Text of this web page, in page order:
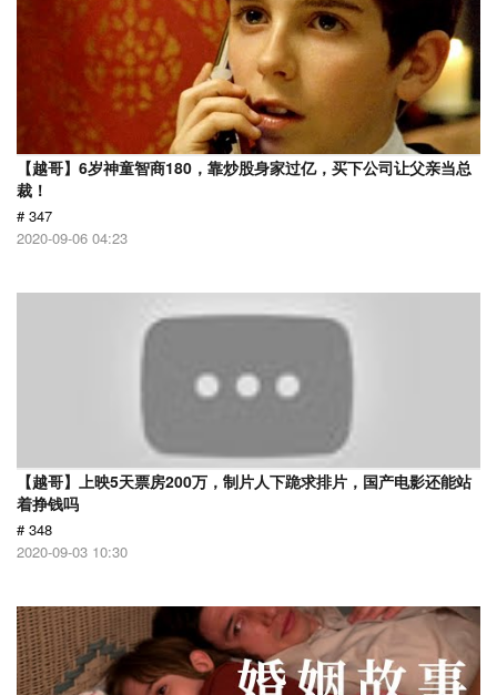
【越哥】6岁神童智商180，靠炒股身家过亿，买下公司让父亲当总
裁！
# 347
2020-09-06 04:23
【越哥】上映5天票房200万，制片人下跪求排片，国产电影还能站
着挣钱吗
# 348
2020-09-03 10:30